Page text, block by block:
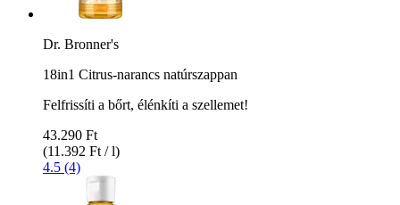
Dr. Bronner's
18in1 Citrus-narancs natúrszappan
Felfrissíti a bőrt, élénkíti a szellemet!
43.290 Ft
(11.392 Ft / l)
4.5 (4)